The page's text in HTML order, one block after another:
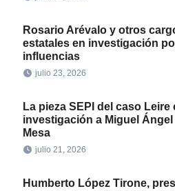
Rosario Arévalo y otros
estatales en investigación
influencias
julio 23, 2026
La pieza SEPI del caso
investigación a Miguel
Mesa
julio 21, 2026
Humberto López Tirone,